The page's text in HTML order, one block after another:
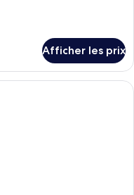
Afficher les prix
d’hôtel avec un grand